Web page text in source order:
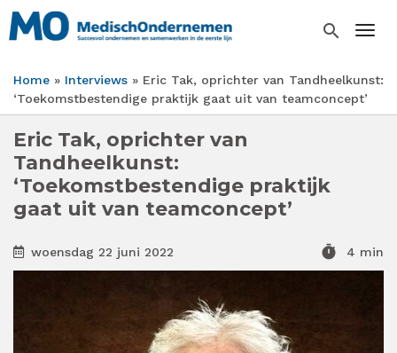
Overslaan
en
inhoud
gaan
search
Kruimelpad
Home Interviews
Eric Tak, oprichter van Tandheelkunst:
‘Toekomstbestendige praktijk gaat uit van teamconcept’
Eric Tak, oprichter van
Tandheelkunst:
‘Toekomstbestendige praktijk
gaat uit van teamconcept’
woensdag 22 juni 2022 timer 4 min